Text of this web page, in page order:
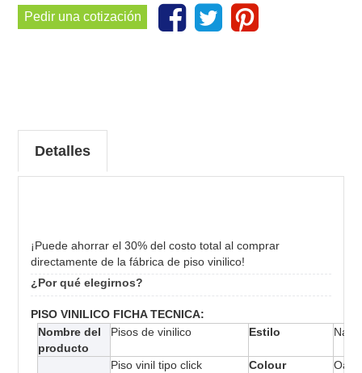
Pedir una cotización
Detalles
¡Puede ahorrar el 30% del costo total al comprar
directamente de la fábrica de piso vinilico!
¿Por qué elegirnos?
PISO VINILICO FICHA TECNICA:
Nombre del
producto
Pisos de vinilico Estilo
Piso vinil tipo click Colour
Oak,